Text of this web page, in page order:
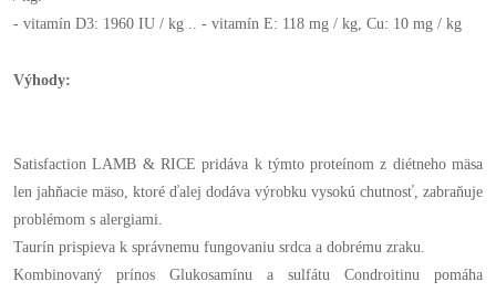
- vitamín D3: 1960 IU / kg .. - vitamín E: 118 mg / kg, Cu: 10 mg / kg
Výhody:
Satisfaction LAMB & RICE pridáva k týmto proteínom z diétneho mäsa
len jahňacie mäso, ktoré ďalej dodáva výrobku vysokú chutnosť, zabraňuje
problémom s alergiami.
Taurín prispieva k správnemu fungovaniu srdca a dobrému zraku.
Kombinovaný prínos Glukosamínu a sulfátu Condroitinu pomáha